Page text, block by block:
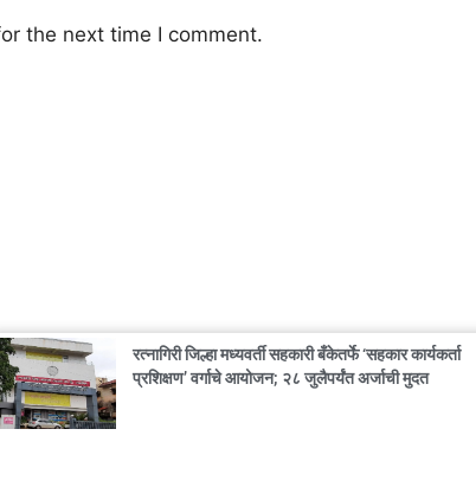
the next time I comment.
रत्नागिरी जिल्हा मध्यवर्ती सहकारी बँकेतर्फे ‘सहकार कार्यकर्ता
प्रशिक्षण’ वर्गाचे आयोजन; २८ जुलैपर्यंत अर्जाची मुदत